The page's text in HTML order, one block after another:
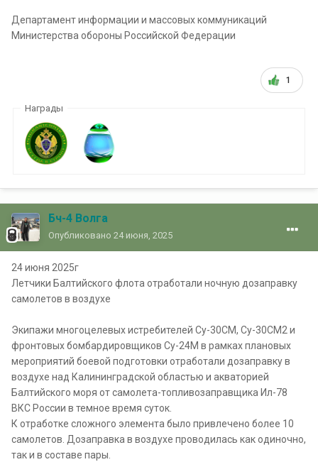
Департамент информации и массовых коммуникаций
Министерства обороны Российской Федерации
1
Награды
Бч-4 Волга
Опубликовано 24 июня, 2025
24 июня 2025г
Летчики Балтийского флота отработали ночную дозаправку
самолетов в воздухе
Экипажи многоцелевых истребителей Су-30СМ, Су-30СМ2 и
фронтовых бомбардировщиков Су-24М в рамках плановых
мероприятий боевой подготовки отработали дозаправку в
воздухе над Калининградской областью и акваторией
Балтийского моря от самолета-топливозаправщика Ил-78
ВКС России в темное время суток.
К отработке сложного элемента было привлечено более 10
самолетов. Дозаправка в воздухе проводилась как одиночно,
так и в составе пары.